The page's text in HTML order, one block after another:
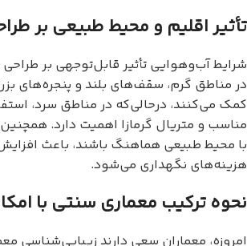
تأثیر اقلیم و محیط طبیعی بر
شرایط آب‌وهوایی تأثیر قابل‌توجهی بر طراحی
در مناطق گرم، سقف‌های بلند و پنجره‌های
کمک می‌کنند، درحالی‌که در مناطق سرد،
مناسب و متریال گرمازا اهمیت دارد.
با محیط طبیعی هماهنگ باشند، باعث
هزینه‌های نگهداری می‌شود.
نحوه ترکیب معماری سنتی با
امروزه، معماران سعی دارند زیبایی‌شناسی